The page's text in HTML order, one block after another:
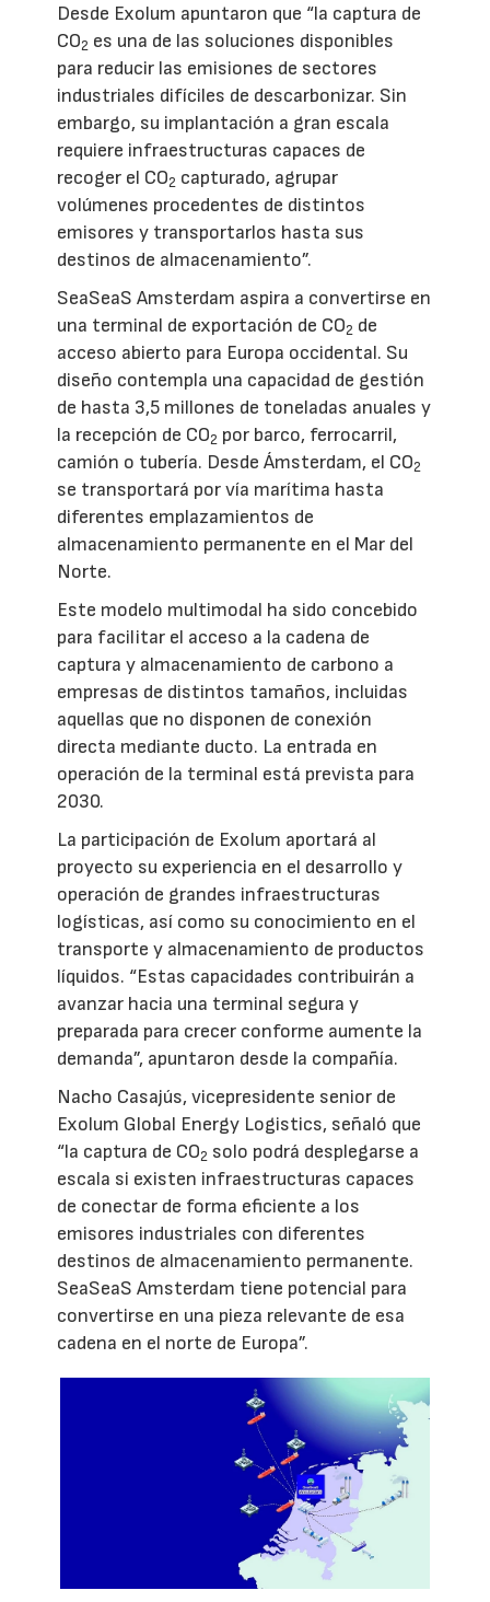
Desde Exolum apuntaron que “la captura de
CO2 es una de las soluciones disponibles
para reducir las emisiones de sectores
industriales difíciles de descarbonizar. Sin
embargo, su implantación a gran escala
requiere infraestructuras capaces de
recoger el CO2 capturado, agrupar
volúmenes procedentes de distintos
emisores y transportarlos hasta sus
destinos de almacenamiento”.
SeaSeaS Amsterdam aspira a convertirse en
una terminal de exportación de CO2 de
acceso abierto para Europa occidental. Su
diseño contempla una capacidad de gestión
de hasta 3,5 millones de toneladas anuales y
la recepción de CO2 por barco, ferrocarril,
camión o tubería. Desde Ámsterdam, el CO2
se transportará por vía marítima hasta
diferentes emplazamientos de
almacenamiento permanente en el Mar del
Norte.
Este modelo multimodal ha sido concebido
para facilitar el acceso a la cadena de
captura y almacenamiento de carbono a
empresas de distintos tamaños, incluidas
aquellas que no disponen de conexión
directa mediante ducto. La entrada en
operación de la terminal está prevista para
2030.
La participación de Exolum aportará al
proyecto su experiencia en el desarrollo y
operación de grandes infraestructuras
logísticas, así como su conocimiento en el
transporte y almacenamiento de productos
líquidos. “Estas capacidades contribuirán a
avanzar hacia una terminal segura y
preparada para crecer conforme aumente la
demanda”, apuntaron desde la compañía.
Nacho Casajús, vicepresidente senior de
Exolum Global Energy Logistics, señaló que
“la captura de CO2 solo podrá desplegarse a
escala si existen infraestructuras capaces
de conectar de forma eficiente a los
emisores industriales con diferentes
destinos de almacenamiento permanente.
SeaSeaS Amsterdam tiene potencial para
convertirse en una pieza relevante de esa
cadena en el norte de Europa”.